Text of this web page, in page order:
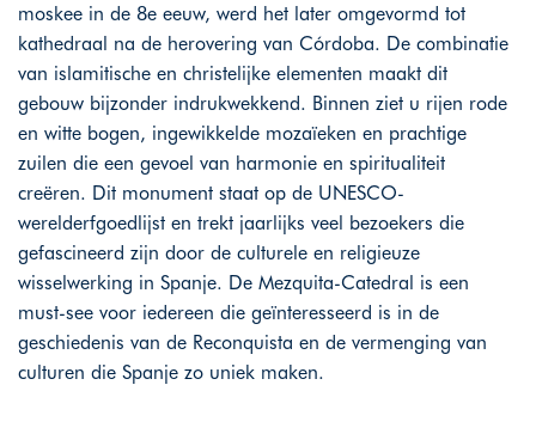
moskee in de 8e eeuw, werd het later omgevormd tot
kathedraal na de herovering van Córdoba. De combinatie
van islamitische en christelijke elementen maakt dit
gebouw bijzonder indrukwekkend. Binnen ziet u rijen rode
en witte bogen, ingewikkelde mozaïeken en prachtige
zuilen die een gevoel van harmonie en spiritualiteit
creëren. Dit monument staat op de UNESCO-
werelderfgoedlijst en trekt jaarlijks veel bezoekers die
gefascineerd zijn door de culturele en religieuze
wisselwerking in Spanje. De Mezquita-Catedral is een
must-see voor iedereen die geïnteresseerd is in de
geschiedenis van de Reconquista en de vermenging van
culturen die Spanje zo uniek maken.